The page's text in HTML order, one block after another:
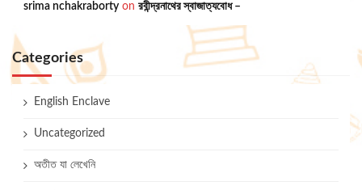
srima nchakraborty on রবীন্দ্রনাথের স্বাজাত্যবোধ –
Categories
English Enclave
Uncategorized
অতীত যা লেখেনি